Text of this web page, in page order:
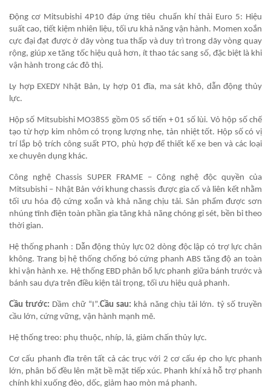
Động cơ Mitsubishi 4P10 đáp ứng tiêu chuẩn khí thải Euro 5: Hiệu
suất cao, tiết kiệm nhiên liệu, tối ưu khả năng vận hành. Momen xoắn
cực đại đạt được ở dãy vòng tua thấp và duy trì trong dãy vòng quay
rộng, giúp xe tăng tốc hiệu quả hơn, ít thao tác sang số, đặc biệt là khi
vận hành trong các đô thị.
Ly hợp EXEDY Nhật Bản, Ly hợp 01 đĩa, ma sát khô, dẫn động thủy
lực.
Hộp số Mitsubishi MO38S5 gồm 05 số tiến + 01 số lùi. Vỏ hộp số chế
tạo từ hợp kim nhôm có trọng lượng nhẹ, tản nhiệt tốt. Hộp số có vị
trí lắp bộ trích công suất PTO, phù hợp để thiết kế xe ben và các loại
xe chuyên dụng khác.
Công nghệ Chassis SUPER FRAME – Công nghệ độc quyền của
Mitsubishi – Nhật Bản với khung chassis được gia cố và liên kết nhằm
tối ưu hóa độ cứng xoắn và khả năng chịu tải. Sản phẩm được sơn
nhúng tĩnh điện toàn phần gia tăng khả năng chóng gỉ sét, bền bỉ theo
thời gian.
Hệ thống phanh : Dẫn động thủy lực 02 dòng độc lập có trợ lực chân
không. Trang bị hệ thống chống bó cứng phanh ABS tăng độ an toàn
khi vận hành xe. Hệ thống EBD phân bổ lực phanh giữa bánh trước và
bánh sau dựa trên điều kiện tải trọng, tối ưu hiệu quả phanh.
Cầu trước: Dầm chữ “І”.Cầu sau: khả năng chịu tải lớn. tỷ số truyền
cầu lớn, cứng vững, vận hành mạnh mẽ.
Hệ thống treo: phụ thuộc, nhíp, lá, giảm chấn thủy lực.
Cơ cấu phanh đĩa trên tất cả các trục với 2 cơ cấu ép cho lực phanh
lớn, phân bố đều lên mặt bề mặt tiếp xúc. Phanh khí xả hỗ trợ phanh
chính khi xuống đèo, dốc, giảm hao mòn má phanh.